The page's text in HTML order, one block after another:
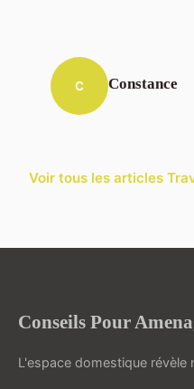
C Constance
Voir tous les articles
Conseils Pour
L'espace domestique révèle